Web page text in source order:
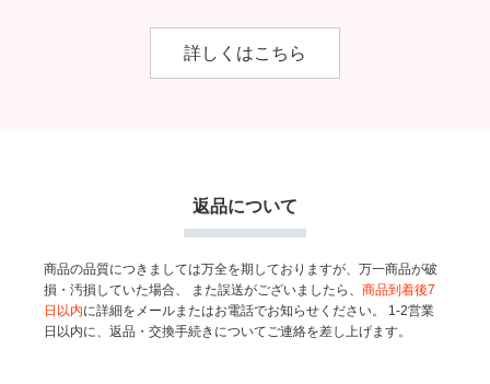
詳しくはこちら
返品について
商品の品質につきましては万全を期しておりますが、万一商品が破
損・汚損していた場合、
また誤送がございましたら、商品到着後7
日以内に詳細をメールまたはお電話でお知らせください。
1-2営業
日以内に、返品・交換手続きについてご連絡を差し上げます。